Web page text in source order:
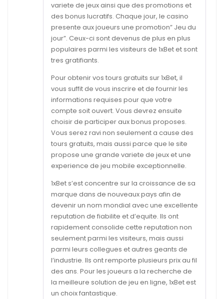
variete de jeux ainsi que des promotions et
des bonus lucratifs. Chaque jour, le casino
presente aux joueurs une promotion” Jeu du
jour”. Ceux-ci sont devenus de plus en plus
populaires parmi les visiteurs de 1xBet et sont
tres gratifiants.
Pour obtenir vos tours gratuits sur 1xBet, il
vous suffit de vous inscrire et de fournir les
informations requises pour que votre
compte soit ouvert. Vous devrez ensuite
choisir de participer aux bonus proposes.
Vous serez ravi non seulement a cause des
tours gratuits, mais aussi parce que le site
propose une grande variete de jeux et une
experience de jeu mobile exceptionnelle.
1xBet s’est concentre sur la croissance de sa
marque dans de nouveaux pays afin de
devenir un nom mondial avec une excellente
reputation de fiabilite et d’equite. Ils ont
rapidement consolide cette reputation non
seulement parmi les visiteurs, mais aussi
parmi leurs collegues et autres geants de
l’industrie. Ils ont remporte plusieurs prix au fil
des ans. Pour les joueurs a la recherche de
la meilleure solution de jeu en ligne, 1xBet est
un choix fantastique.